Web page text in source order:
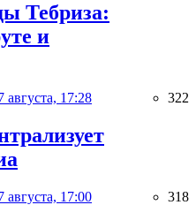
Тебриза:
и
августа, 17:28 322
августа, 17:00 318